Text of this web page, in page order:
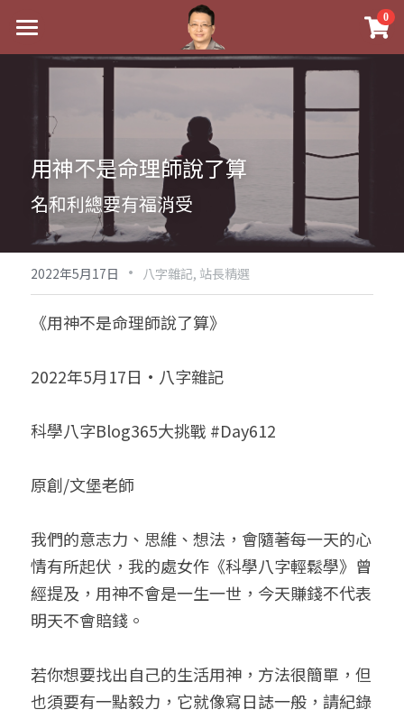
0
最新消息
實體經營
祖傳命理
手工印鑑
五行八字學
後天派陽宅
Blog
黃金會員專區
八字雜記
站長精選
臉書生活
試閱專區
Podcast聽書
陽宅視頻
線上直播
線上學苑
八字進階班
八字中階班
五人實戰班
五行計算初階班
團隊訓練營
《十神高階實戰錄》完整典藏版
科學八字推理PDF
小兒命名
科學八字推理1
科學八字推理2
科學八字輕鬆學
輕鬆學會科學八字推理
與我預約
批命預約
上課預約
常見問題
FB粉絲頁
登錄/註冊
搜索
繁體中文
繁體中文
0938617837
用神不是命理師說了算
名和利總要有福消受
2022年5月17日 · 八字雜記, 站長精選
《用神不是命理師說了算》
2022年5月17日·八字雜記
科學八字Blog365大挑戰 #Day612
原創/文堡老師
我們的意志力、思維、想法，會隨著每一天的心
情有所起伏，我的處女作《科學八字輕鬆學》曾
經提及，用神不會是一生一世，今天賺錢不代表
明天不會賠錢。
若你想要找出自己的生活用神，方法很簡單，但
也須要有一點毅力，它就像寫日誌一般，請紀錄
×
商品分類
科學八字推理PDF
《十神高階實戰錄》完整典藏版
1美元超值PDF
八字線上批命
小兒命名